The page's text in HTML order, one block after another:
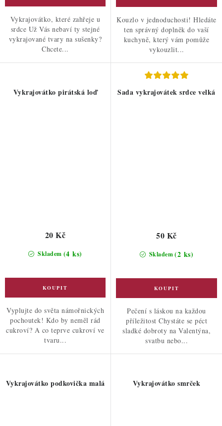
Vykrajovátko, které zahřeje u
srdce Už Vás nebaví ty stejné
vykrajované tvary na sušenky?
Chcete...
Kouzlo v jednoduchosti! Hledáte
ten správný doplněk do vaší
kuchyně, který vám pomůže
vykouzlit...
Vykrajovátko pirátská loď
Skladem (4 ks)
20 Kč
Vyplujte do světa námořnických
pochoutek! Kdo by neměl rád
cukroví? A co teprve cukroví ve
tvaru...
Sada vykrajovátek srdce velká
Skladem(2 ks)
50 Kč
Pečení s láskou na každou
příležitost Chystáte se péct
sladké dobroty na Valentýna,
svatbu nebo...
Vykrajovátko podkovička malá Vykrajovátko smrček